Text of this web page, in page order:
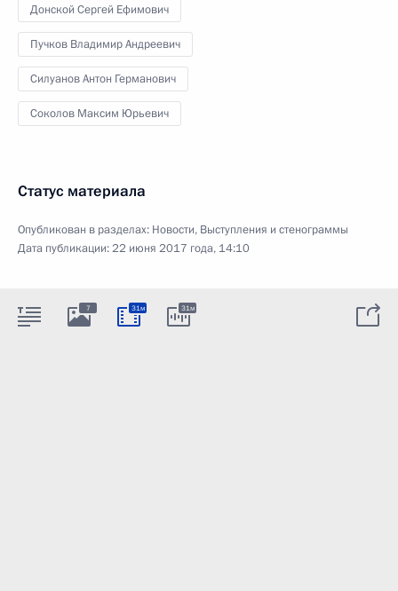
Донской Сергей Ефимович
Пучков Владимир Андреевич
Силуанов Антон Германович
Соколов Максим Юрьевич
Статус материала
Опубликован в разделах: Новости, Выступления и стенограммы
Дата публикации:22 июня 2017 года, 14:10
7 31м 31м